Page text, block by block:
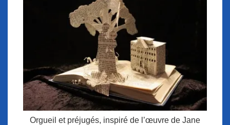
Orgueil et préjugés, inspiré de l’œuvre de Jane